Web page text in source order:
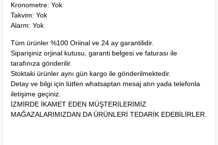
Kronometre: Yok
Takvim: Yok
Alarm: Yok
Tüm ürünler %100 Oriinal ve 24 ay garantilidir.
Siparişiniz orjinal kutusu, garanti belgesi ve faturası ile
tarafınıza gönderilir.
Stoktaki ürünler aynı gün kargo ile gönderilmektedir.
Detay ve bilgi için lütfen whatsaptan mesaj atın yada telefonla
iletişime geçiniz.
İZMİRDE İKAMET EDEN MÜŞTERİLERİMİZ
MAĞAZALARIMIZDAN DA ÜRÜNLERİ TEDARİK EDEBİLİRLER.